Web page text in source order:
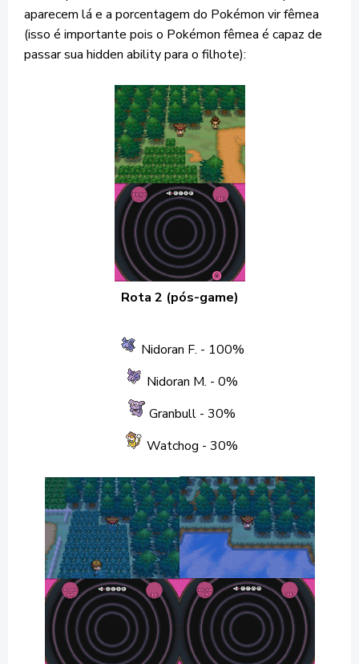
aparecem lá e a porcentagem do Pokémon vir fêmea
(isso é importante pois o Pokémon fêmea é capaz de
passar sua hidden ability para o filhote):
Rota 2 (pós-game)
Nidoran F. - 100%
Nidoran M. - 0%
Granbull - 30%
Watchog - 30%